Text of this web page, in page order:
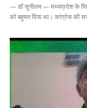
— डॉ सुनीलम — मध्यप्रदेश के
को बहुमत दिया था। कांग्रेस की